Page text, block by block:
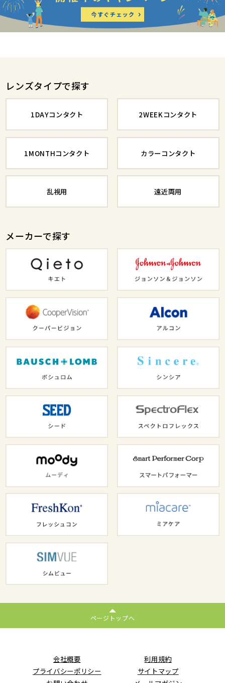
レンズタイプで探す
1DAYコンタクト 2WEEKコンタクト
1MONTHコンタクト カラーコンタクト
乱視用 遠近両用
メーカーで探す
ページトップへ
会社概要
利用規約
プライバシーポリシー
サイトマップ